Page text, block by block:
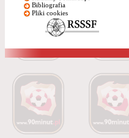
Bibliografia
Pliki cookies